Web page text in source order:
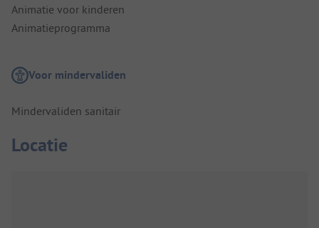
Animatie voor kinderen
Animatieprogramma
Voor mindervaliden
Mindervaliden sanitair
Locatie